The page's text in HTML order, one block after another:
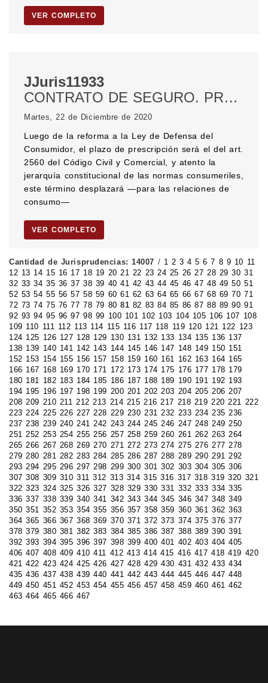
VER COMPLETO
JJuris11933
CONTRATO DE SEGURO. PRESCRIPCIÓN. Plazo de la prescripción. DEFENSA DEL CONSUMIDOR. Ley de defensa del consumidor. Relación de consumo.
Martes, 22 de Diciembre de 2020
Luego de la reforma a la Ley de Defensa del
Consumidor, el plazo de prescripción será el del art.
2560 del Código Civil y Comercial, y atento la
jerarquía constitucional de las normas consumeriles,
este término desplazará —para las relaciones de
consumo—
VER COMPLETO
Cantidad de Jurisprudencias: 14007 / 1 2 3 4 5 6 7 8 9 10 11
12 13 14 15 16 17 18 19 20 21 22 23 24 25 26 27 28 29 30 31
32 33 34 35 36 37 38 39 40 41 42 43 44 45 46 47 48 49 50 51
52 53 54 55 56 57 58 59 60 61 62 63 64 65 66 67 68 69 70 71
72 73 74 75 76 77 78 79 80 81 82 83 84 85 86 87 88 89 90 91
92 93 94 95 96 97 98 99 100 101 102 103 104 105 106 107 108
109 110 111 112 113 114 115 116 117 118 119 120 121 122 123
124 125 126 127 128 129 130 131 132 133 134 135 136 137
138 139 140 141 142 143 144 145 146 147 148 149 150 151
152 153 154 155 156 157 158 159 160 161 162 163 164 165
166 167 168 169 170 171 172 173 174 175 176 177 178 179
180 181 182 183 184 185 186 187 188 189 190 191 192 193
194 195 196 197 198 199 200 201 202 203 204 205 206 207
208 209 210 211 212 213 214 215 216 217 218 219 220 221 222
223 224 225 226 227 228 229 230 231 232 233 234 235 236
237 238 239 240 241 242 243 244 245 246 247 248 249 250
251 252 253 254 255 256 257 258 259 260 261 262 263 264
265 266 267 268 269 270 271 272 273 274 275 276 277 278
279 280 281 282 283 284 285 286 287 288 289 290 291 292
293 294 295 296 297 298 299 300 301 302 303 304 305 306
307 308 309 310 311 312 313 314 315 316 317 318 319 320 321
322 323 324 325 326 327 328 329 330 331 332 333 334 335
336 337 338 339 340 341 342 343 344 345 346 347 348 349
350 351 352 353 354 355 356 357 358 359 360 361 362 363
364 365 366 367 368 369 370 371 372 373 374 375 376 377
378 379 380 381 382 383 384 385 386 387 388 389 390 391
392 393 394 395 396 397 398 399 400 401 402 403 404 405
406 407 408 409 410 411 412 413 414 415 416 417 418 419 420
421 422 423 424 425 426 427 428 429 430 431 432 433 434
435 436 437 438 439 440 441 442 443 444 445 446 447 448
449 450 451 452 453 454 455 456 457 458 459 460 461 462
463 464 465 466 467